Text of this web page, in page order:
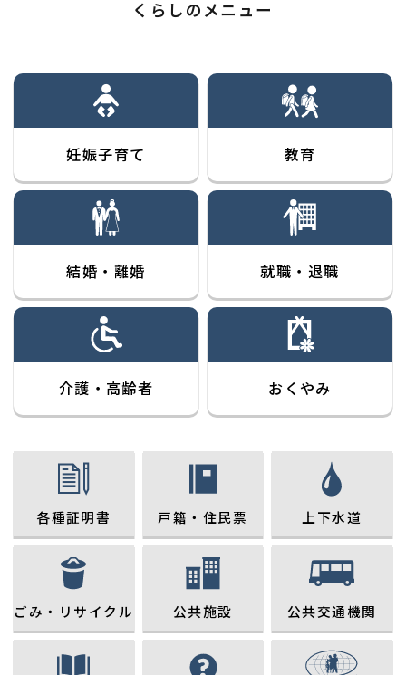
2026年08月05日
2026年08月04日 行財政改革
令和８年度 事務事業評価 実施状況
入札結果
令和８年度 測量・建設コンサルタント等業務入札
結果（財政課入札分）
財政課 契約検査係
2026年08月04日
くらし環境課 環境衛生係
2026年08月04日
2026年08月04日 関連様式
2026年08月04日 募集案内
指定管理者募集のお知らせ（十和田市現代美術館及
び十和田市西二番町駐車場、十和田市馬事公苑）
観光課 観光施設係
2026年08月04日 募集案内
指定管理者募集のお知らせ（十和田市体育施設等、
十和田市アネックススポーツランド）
スポーツ・生涯学習課 スポーツ振興係
生活にお困りの方に生理用品を無料で配布します
消防団員の募集について
2020年10月30日
十和田湖診療所医師募集 健康増進課 健康管理係
令和8年度 建設業者の工種別等級格付表
2026年03月06日 公売
ダウンロード用様式集 収納管理課 収納係
令和７年度 入札公告（上下水道部 管理課公告
分）
上下水道課 管理係
2025年07月18日
第３次十和田市総合計画策定支援業務委託事業者の
選定について（公募型プロポーザル）※事業者選定
終了
企画調整課 企画調整係
2025年04月07日
令和７年度（公共）第６号「公共汚水桝設置業務委
託」の一般競争入札について
上下水道課 管理係
2024年09月17日 入札
上下水道課 管理係
十和田市健康管理システム標準化移行業務委託に係
る公募型プロポーザルの実施について
2024年07月12日 公表
十和田市生活保護システム標準化移行業務委託に係
る公募型プロポーザルの実施について
くらしのメニュー
妊娠子育て 教育
結婚・離婚 就職・退職
介護・高齢者 おくやみ
各種証明書 戸籍・住民票 上下水道
ごみ・リサイクル 公共施設 公共交通機関